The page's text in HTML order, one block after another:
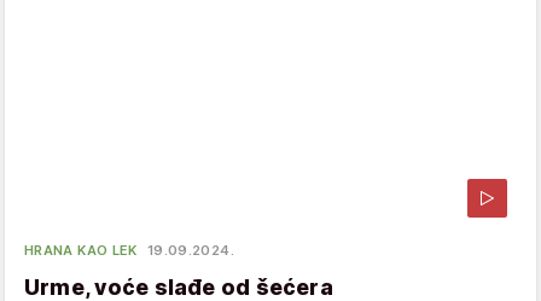
HRANA KAO LEK 19.09.2024.
Urme, voće slađe od šećera